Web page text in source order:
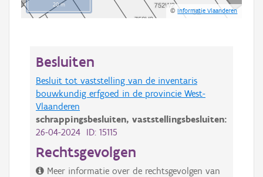
20 m
©Informatie Vlaanderen
Besluiten
Besluit tot vaststelling van de inventaris
bouwkundig erfgoed in de provincie West-
Vlaanderen
schrappingsbesluiten, vaststellingsbesluiten:
26-04-2024 ID: 15115
Rechtsgevolgen
Meer informatie over de rechtsgevolgen van